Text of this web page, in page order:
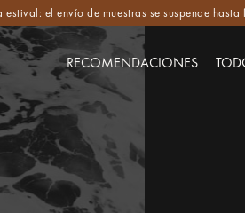
estival: el envío de muestras se suspende
RECOMENDACIONES